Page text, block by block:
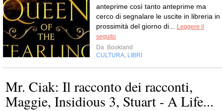
anteprime così tanto anteprime ma
cerco di segnalare le uscite in libreria in
prossimità del giorno di...
Leggere il
seguito
Da Bookland
CULTURA LIBRI
Mr. Ciak: Il racconto dei racconti,
Maggie, Insidious 3, Stuart - A Life...